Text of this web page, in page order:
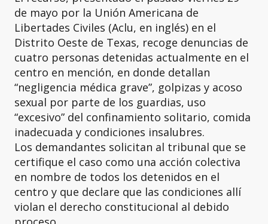
de mayo por la Unión Americana de
Libertades Civiles (Aclu, en inglés) en el
Distrito Oeste de Texas, recoge denuncias de
cuatro personas detenidas actualmente en el
centro en mención, en donde detallan
“negligencia médica grave”, golpizas y acoso
sexual por parte de los guardias, uso
“excesivo” del confinamiento solitario, comida
inadecuada y condiciones insalubres.
Los demandantes solicitan al tribunal que se
certifique el caso como una acción colectiva
en nombre de todos los detenidos en el
centro y que declare que las condiciones allí
violan el derecho constitucional al debido